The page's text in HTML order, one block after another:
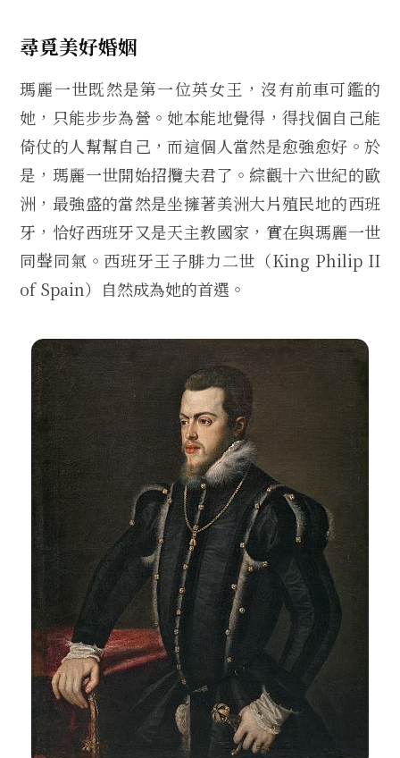
尋覓美好婚姻
瑪麗一世既然是第一位英女王，沒有前車可鑑的
她，只能步步為營。她本能地覺得，得找個自己能
倚仗的人幫幫自己，而這個人當然是愈強愈好。於
是，瑪麗一世開始招攬夫君了。綜觀十六世紀的歐
洲，最強盛的當然是坐擁著美洲大片殖民地的西班
牙，恰好西班牙又是天主教國家，實在與瑪麗一世
同聲同氣。西班牙王子腓力二世（King Philip II
of Spain）自然成為她的首選。